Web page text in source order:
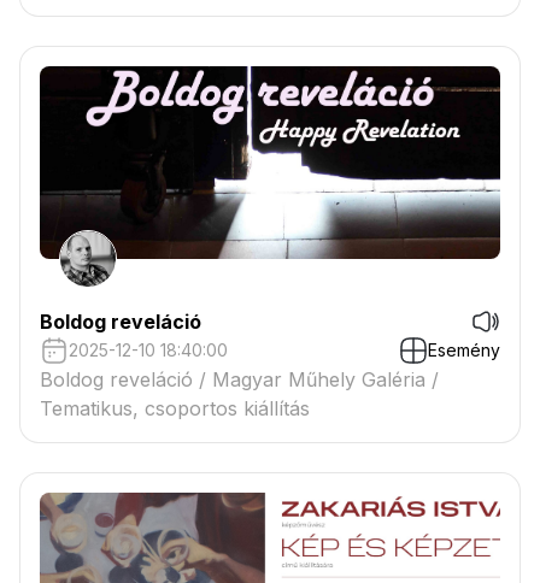
Boldog reveláció
2025-12-10 18:40:00 Esemény
Boldog reveláció / Magyar Műhely Galéria /
Tematikus, csoportos kiállítás